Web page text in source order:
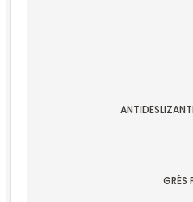
GRÉS